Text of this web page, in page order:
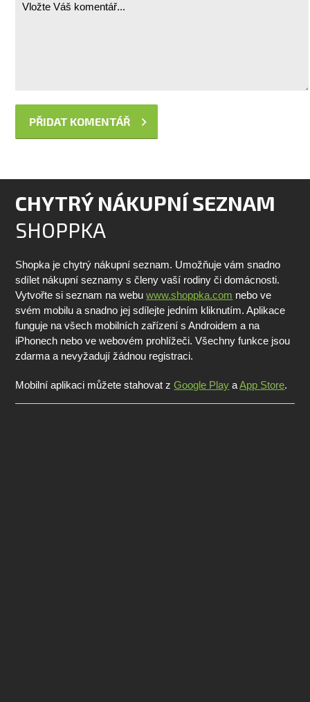
CHYTRÝ NÁKUPNÍ SEZNAM
SHOPPKA
Shopka je chytrý nákupní seznam. Umožňuje vám snadno
sdílet nákupní seznamy s členy vaší rodiny či domácnosti.
Vytvořte si seznam na webuwww.shoppka.com nebo ve
svém mobilu a snadno jej sdílejte jedním kliknutím. Aplikace
funguje na všech mobilních zařízení s Androidem a na
iPhonech nebo ve webovém prohlížeči. Všechny funkce jsou
zdarma a nevyžadují žádnou registraci.
Mobilní aplikaci můžete stahovat zGoogle Play aApp Store.